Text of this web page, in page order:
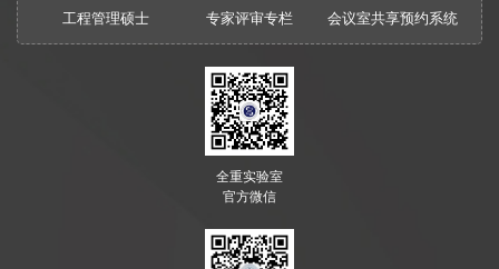
工程管理硕士
专家评审专栏 会议室共享预约系统
全重实验室
官方微信